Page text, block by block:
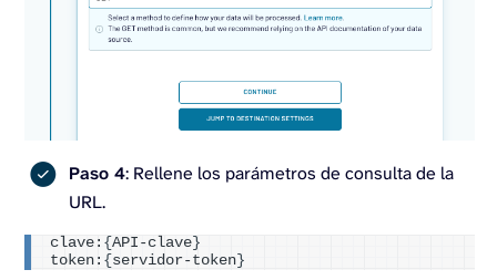
Paso 4: Rellene los parámetros de consulta de la
URL.
clave: {API-clave}
token: {servidor-token}